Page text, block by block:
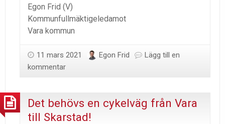
Egon Frid (V)
Kommunfullmäktigeledamot
Vara kommun
11 mars 2021 Egon Frid
Lägg till en
kommentar
Det behövs en cykelväg från Vara
till Skarstad!